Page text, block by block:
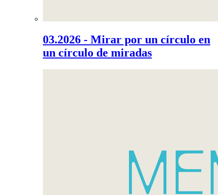
03.2026 - Mirar por un círculo en
un círculo de miradas